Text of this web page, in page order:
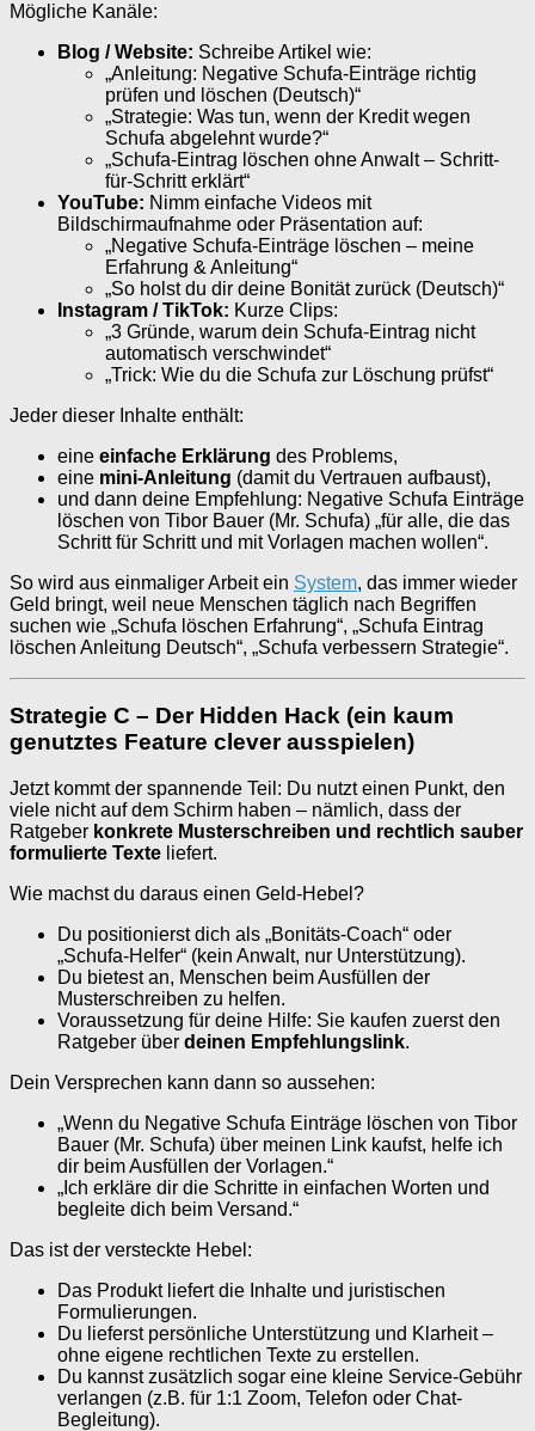
Mögliche Kanäle:
Blog / Website: Schreibe Artikel wie:
„Anleitung: Negative Schufa-Einträge richtig
prüfen und löschen (Deutsch)“
„Strategie: Was tun, wenn der Kredit wegen
Schufa abgelehnt wurde?“
„Schufa-Eintrag löschen ohne Anwalt – Schritt-
für-Schritt erklärt“
YouTube: Nimm einfache Videos mit
Bildschirmaufnahme oder Präsentation auf:
„Negative Schufa-Einträge löschen – meine
Erfahrung & Anleitung“
„So holst du dir deine Bonität zurück (Deutsch)“
Instagram / TikTok: Kurze Clips:
„3 Gründe, warum dein Schufa-Eintrag nicht
automatisch verschwindet“
„Trick: Wie du die Schufa zur Löschung prüfst“
Jeder dieser Inhalte enthält:
eine einfache Erklärung des Problems,
eine mini-Anleitung (damit du Vertrauen aufbaust),
und dann deine Empfehlung: Negative Schufa Einträge
löschen von Tibor Bauer (Mr. Schufa) „für alle, die das
Schritt für Schritt und mit Vorlagen machen wollen“.
So wird aus einmaliger Arbeit ein System, das immer wieder
Geld bringt, weil neue Menschen täglich nach Begriffen
suchen wie „Schufa löschen Erfahrung“, „Schufa Eintrag
löschen Anleitung Deutsch“, „Schufa verbessern Strategie“.
Strategie C – Der Hidden Hack (ein kaum
genutztes Feature clever ausspielen)
Jetzt kommt der spannende Teil: Du nutzt einen Punkt, den
viele nicht auf dem Schirm haben – nämlich, dass der
Ratgeber konkrete Musterschreiben und rechtlich sauber
formulierte Texte liefert.
Wie machst du daraus einen Geld-Hebel?
Du positionierst dich als „Bonitäts-Coach“ oder
„Schufa-Helfer“ (kein Anwalt, nur Unterstützung).
Du bietest an, Menschen beim Ausfüllen der
Musterschreiben zu helfen.
Voraussetzung für deine Hilfe: Sie kaufen zuerst den
Ratgeber über deinen Empfehlungslink.
Dein Versprechen kann dann so aussehen:
„Wenn du Negative Schufa Einträge löschen von Tibor
Bauer (Mr. Schufa) über meinen Link kaufst, helfe ich
dir beim Ausfüllen der Vorlagen.“
„Ich erkläre dir die Schritte in einfachen Worten und
begleite dich beim Versand.“
Das ist der versteckte Hebel:
Das Produkt liefert die Inhalte und juristischen
Formulierungen.
Du lieferst persönliche Unterstützung und Klarheit –
ohne eigene rechtlichen Texte zu erstellen.
Du kannst zusätzlich sogar eine kleine Service-Gebühr
verlangen (z.B. für 1:1 Zoom, Telefon oder Chat-
Begleitung).